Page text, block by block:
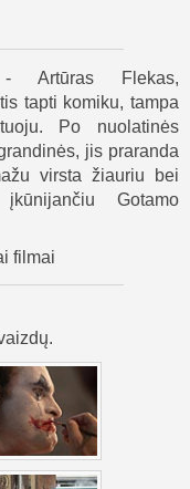
Artūras Flekas,
tapti komiku, tampa
Po nuolatinės
jis praranda
virsta žiauriu bei
Gotamo
filmai